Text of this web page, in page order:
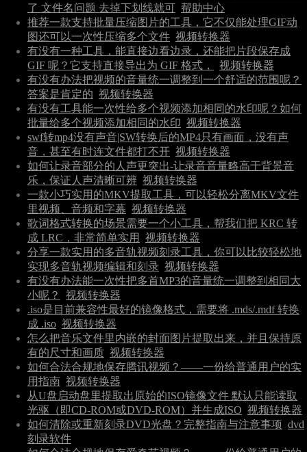
了 文件名问题 去掉下划线就可 帮助中心
推荐一款支持批量压缩图片的工具，它不仅能处理GIF动
图还可以一次性压缩多个文件 视频转换器
有没有一种工具，能直接边看边录，还能把片段保存成
GIF 呢？它支持直接导出为 GIF 格式，
视频转换器
有没有办法把视频的音量统一调整到一个舒适的范围呢？
答案是肯定的 视频转换器
有没有工具能一次性给多个视频添加相同的水印呢？如何
批量给多个视频添加相同的水印 视频转换器
swf转mp4没有声音|SW转换后的MP4只有画面，没有声
音，甚至有时连文件都打不开 视频转换器
如何让录音部分的人声更突出-让录音音量略高于背景音
乐，保证人声清晰可辨 视频转换器
一款小巧实用的MKV提取工具，可以轻松分离MKV文件
里视频、音频和字幕 视频转换器
歌词格式转换的场景需要一个小工具，帮我们把 KRC 转
成 LRC，非常简单实用
视频转换器
分享一款实用的多音轨视频刻录工具，你可以比较轻松地
实现多音轨视频编辑和刻录 视频转换器
有没有办法能一次性把多首MP3的音量统一调整到相同大
小呢？
视频转换器
.iso是目前兼容性最好的镜像格式，需要将 .mds/.mdf 转换
成 .iso 视频转换器
怎么把音乐文件里内嵌的封面图片提取出来，并且保持原
有的尺寸和画质 视频转换器
如何合法合规地保存腾讯视频？——一份给普通用户的实
用指南 视频转换器
从U盘启动盘里提取出原始的ISO镜像文件 默认只能读取
光驱（即CD-ROM或DVD-ROM）并生成ISO 视频转换器
如何清除或重新刻录DVD光盘？完整指南与注意事项 dvd
刻录软件